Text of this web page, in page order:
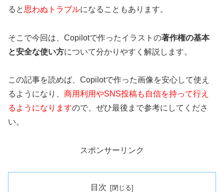
ると 思わぬトラブルになることもあります。
そこで今回は、Copilotで作ったイラストの著作権の基本
と安全な使い方について分かりやすく解説します。
この記事を読めば、Copilotで作った画像を安心して使え
るようになり、 商用利用やSNS投稿も自信を持って行え
るようになりますので、ぜひ最後まで参考にしてくださ
い。
スポンサーリンク
目次